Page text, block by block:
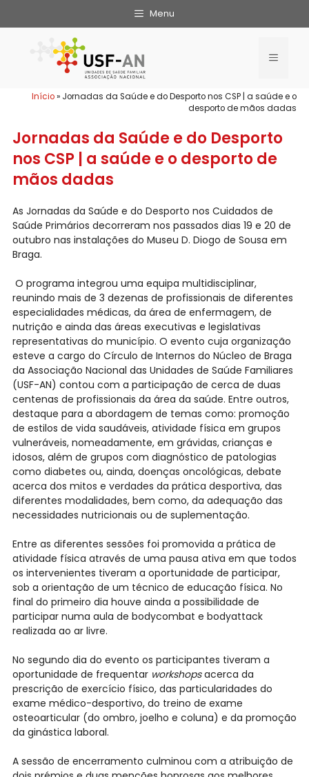
Menu
Início» Jornadas da Saúde e do Desporto nos CSP | a saúde e o
desporto de mãos dadas
Jornadas da Saúde e do Desporto
nos CSP | a saúde e o desporto de
mãos dadas
As Jornadas da Saúde e do Desporto nos Cuidados de
Saúde Primários decorreram nos passados dias 19 e 20 de
outubro nas instalações do Museu D. Diogo de Sousa em
Braga.
O programa integrou uma equipa multidisciplinar,
reunindo mais de 3 dezenas de profissionais de diferentes
especialidades médicas, da área de enfermagem, de
nutrição e ainda das áreas executivas e legislativas
representativas do município. O evento cuja organização
esteve a cargo do Círculo de Internos do Núcleo de Braga
da Associação Nacional das Unidades de Saúde Familiares
(USF-AN) contou com a participação de cerca de duas
centenas de profissionais da área da saúde. Entre outros,
destaque para a abordagem de temas como: promoção
de estilos de vida saudáveis, atividade física em grupos
vulneráveis, nomeadamente, em grávidas, crianças e
idosos, além de grupos com diagnóstico de patologias
como diabetes ou, ainda, doenças oncológicas, debate
acerca dos mitos e verdades da prática desportiva, das
diferentes modalidades, bem como, da adequação das
necessidades nutricionais ou de suplementação.
Entre as diferentes sessões foi promovida a prática de
atividade física através de uma pausa ativa em que todos
os intervenientes tiveram a oportunidade de participar,
sob a orientação de um técnico de educação física. No
final do primeiro dia houve ainda a possibilidade de
participar numa aula de bodycombat e bodyattack
realizada ao ar livre.
No segundo dia do evento os participantes tiveram a
oportunidade de frequentar workshopsacerca da
prescrição de exercício físico, das particularidades do
exame médico-desportivo, do treino de exame
osteoarticular (do ombro, joelho e coluna) e da promoção
da ginástica laboral.
A sessão de encerramento culminou com a atribuição de